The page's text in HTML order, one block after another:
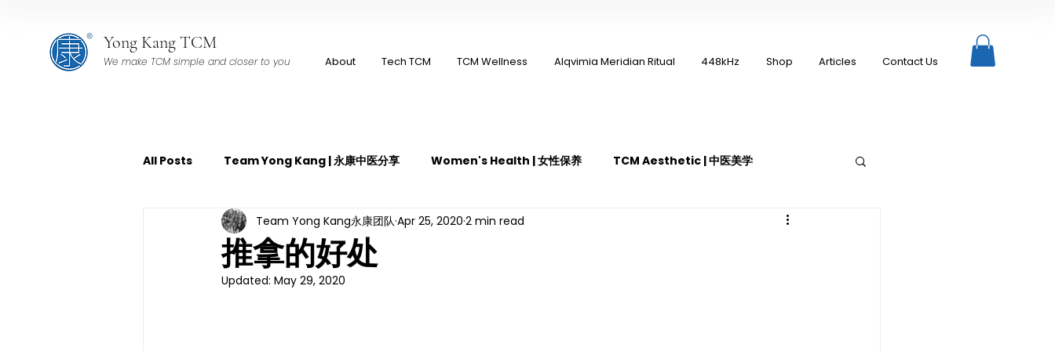
Yong Kang TCM
We make TCM simple and closer to you About Tech TCM TCM Wellness Alqvimia Meridian Ritual 448kHz Shop Articles Contact Us
All Posts Team Yong Kang | 永康中医分享 Women's Health | 女性保养 TCM Aesthetic | 中医美学
TCM Pain Management | 中医疼痛管理 TCM Dietary | 中医饮食
TCM Acoustic Wave Therapy | 中医冲击波疗法
推拿的好处
Team Yong Kang永康团队 Apr 25, 2020 2 min read
Updated: May 29, 2020